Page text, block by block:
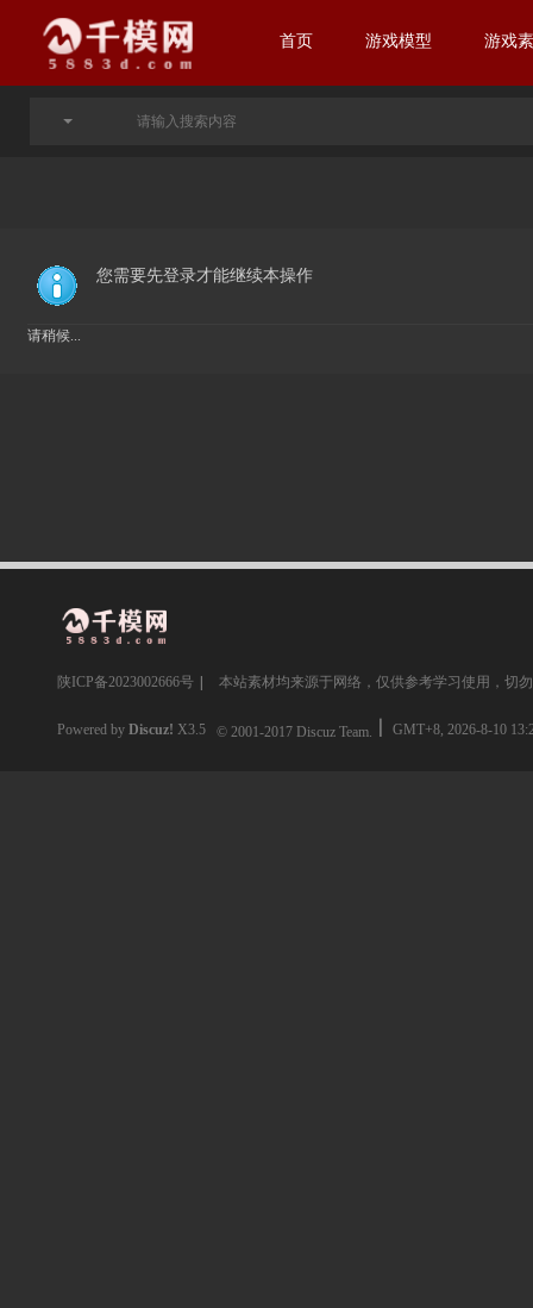
首页 游戏模型 游戏
您需要先登录才能继续本操作
请稍候...
陕ICP备2023002666号 本站素材均来源于网络，仅供参考学习使用，切
Powered by Discuz! X3.5 © 2001-2017 Discuz Team. GMT+8, 2026-8-10